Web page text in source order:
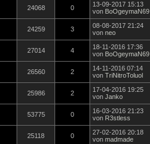
24068 0
13-09-2017 15:13
von BoOgeymaN69
24259 3
08-08-2017 21:24
von neo
27014 4
18-11-2016 17:36
von BoOgeymaN69
26560 2
14-11-2016 07:14
von TriNitroToluol
25986 2
17-04-2016 19:25
von Janko
53775 0
16-03-2016 21:23
von R3stless
25118 0
27-02-2016 20:18
von madmade